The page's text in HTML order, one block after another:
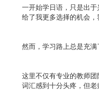
一开始学日语，只是出
给了我更多选择的机会，
然而，学习路上总是充
这里不仅有专业的教师
词汇感到十分头疼，但